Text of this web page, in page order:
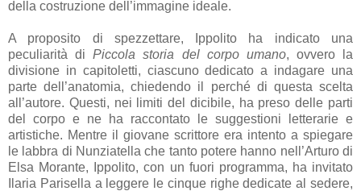
della costruzione dell’immagine ideale.
A proposito di spezzettare, Ippolito ha indicato una
peculiarità diPiccola storia del corpo umano, ovvero la
divisione in capitoletti, ciascuno dedicato a indagare una
parte dell’anatomia, chiedendo il perché di questa scelta
all’autore. Questi, nei limiti del dicibile, ha preso delle parti
del corpo e ne ha raccontato le suggestioni letterarie e
artistiche. Mentre il giovane scrittore era intento a spiegare
le labbra di Nunziatella che tanto potere hanno nell’Arturo di
Elsa Morante, Ippolito, con un fuori programma, ha invitato
Ilaria Parisella a leggere le cinque righe dedicate al sedere,